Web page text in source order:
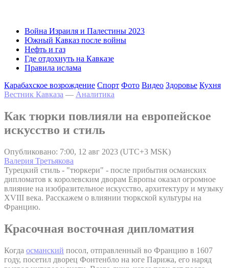
Война Израиля и Палестины 2023
Южный Кавказ после войны
Нефть и газ
Где отдохнуть на Кавказе
Правила ислама
Карабахское возрождение Спорт Фото Видео Здоровье Кухня
Вестник Кавказа — Аналитика
Как тюрки повлияли на европейское
искусство и стиль
Опубликовано: 7:00, 12 авг 2023 (UTC+3 MSK)
Валерия Третьякова
Турецкий стиль - "тюркери" - после прибытия османских
дипломатов к королевским дворам Европы оказал огромное
влияние на изобразительное искусство, архитектуру и музыку
XVIII века. Расскажем о влиянии тюркской культуры на
Францию.
Красочная восточная дипломатия
Когда османский посол, отправленный во Францию в 1607
году, посетил дворец Фонтенбло на юге Парижа, его наряд